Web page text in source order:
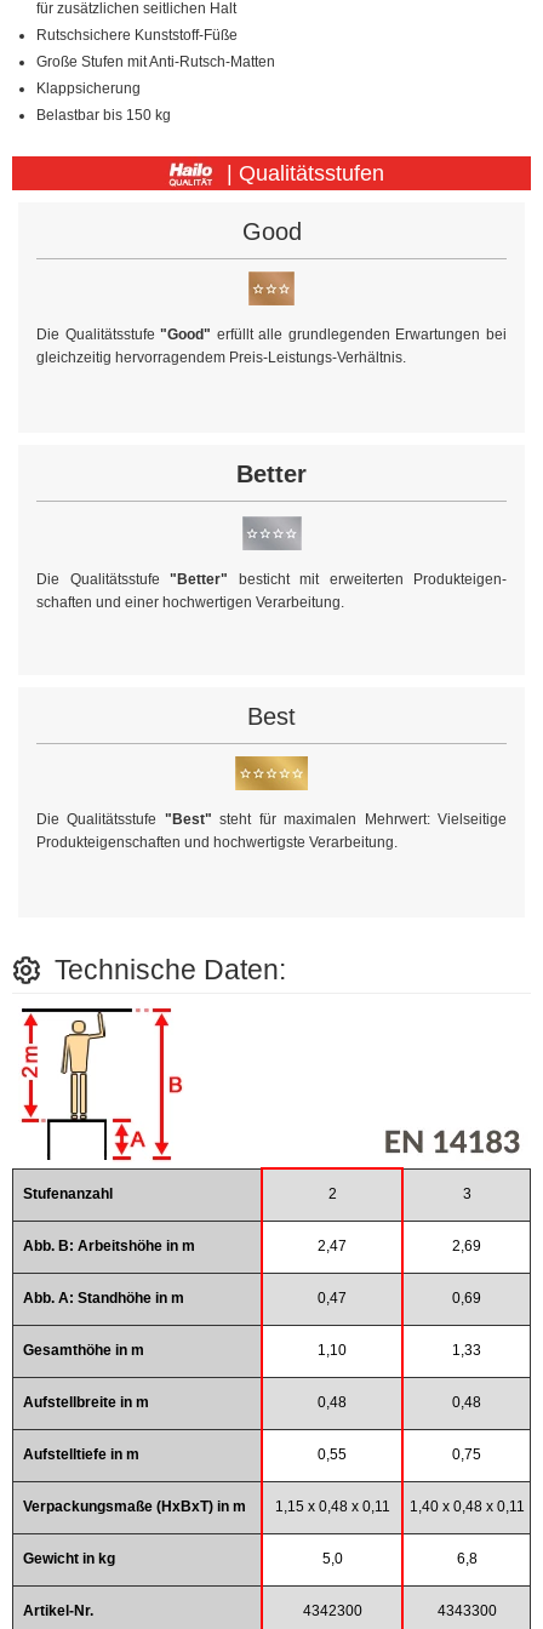
für zusätzlichen seitlichen Halt
Rutschsichere Kunststoff-Füße
Große Stufen mit Anti-Rutsch-Matten
Klappsicherung
Belastbar bis 150 kg
| Qualitätsstufen
Good
Die Qualitätsstufe"Good" erfüllt alle grundlegenden Erwartungen bei
gleichzeitig hervorragendem Preis-Leistungs-Verhältnis.
Better
Die Qualitätsstufe "Better" besticht mit erweiterten Produkt­eigen­
schaften und einer hochwertigen Verarbeitung.
Best
Die Qualitätsstufe "Best" steht für maximalen Mehrwert: Vielseitige
Produkteigen­schaften und hoch­wertigste Verarbeitung.
Technische Daten:
Stufenanzahl 2 3
Abb. B: Arbeitshöhe in m 2,47 2,69
Abb. A: Standhöhe in m 0,47 0,69
Gesamthöhe in m 1,10 1,33
Aufstellbreite in m 0,48 0,48
Aufstelltiefe in m 0,55 0,75
Verpackungsmaße (HxBxT) in m 1,15 x 0,48 x 0,11 1,40 x 0,48 x 0,11
Gewicht in kg 5,0 6,8
Artikel-Nr. 4342300 4343300